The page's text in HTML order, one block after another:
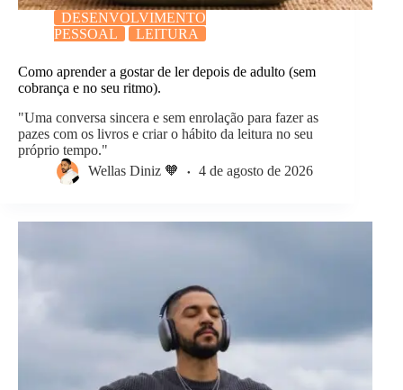
DESENVOLVIMENTO
PESSOAL
LEITURA
Como aprender a gostar de ler depois de adulto (sem
cobrança e no seu ritmo).
"Uma conversa sincera e sem enrolação para fazer as
pazes com os livros e criar o hábito da leitura no seu
próprio tempo."
Wellas Diniz 🧡
4 de agosto de 2026